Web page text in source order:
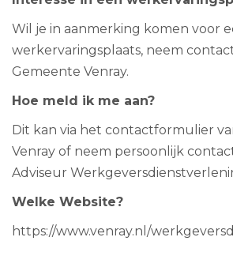
Wil je in aanmerking komen voor
werkervaringsplaats, neem
Gemeente Venray.
Hoe meld ik me aan?
Dit kan via het contactformulier
Venray of neem persoonlijk
Adviseur
Welke Website?
https://www.venray.nl/